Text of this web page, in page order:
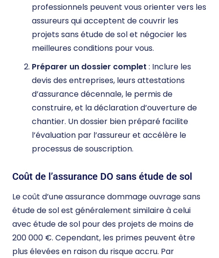
professionnels peuvent vous orienter vers les
assureurs qui acceptent de couvrir les
projets sans étude de sol et négocier les
meilleures conditions pour vous.
Préparer un dossier complet : Inclure les
devis des entreprises, leurs attestations
d’assurance décennale, le permis de
construire, et la déclaration d’ouverture de
chantier. Un dossier bien préparé facilite
l’évaluation par l’assureur et accélère le
processus de souscription.
Coût de l’assurance DO sans étude de sol
Le coût d’une assurance dommage ouvrage sans
étude de sol est généralement similaire à celui
avec étude de sol pour des projets de moins de
200 000 €. Cependant, les primes peuvent être
plus élevées en raison du risque accru. Par